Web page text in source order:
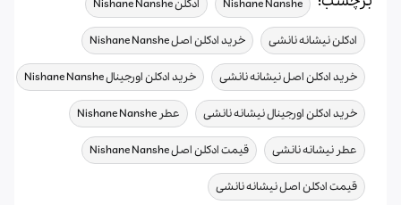
Nishane Nanshe ادکلن Nishane Nanshe
ادکلن نیشانه نانشی , خرید ادکلن اصل Nishane Nanshe ,
خرید ادکلن اصل نیشانه نانشی , خرید ادکلن اورجینال Nishane Nanshe ,
خرید ادکلن اورجینال نیشانه نانشی , عطر Nishane Nanshe ,
عطر نیشانه نانشی , قیمت ادکلن اصل Nishane Nanshe ,
قیمت ادکلن اصل نیشانه نانشی ,